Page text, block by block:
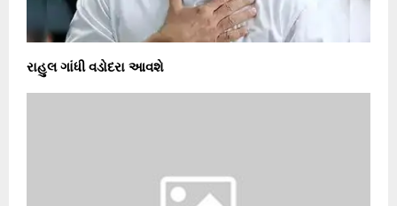
રાહુલ ગાંધી વડોદરા આવશે